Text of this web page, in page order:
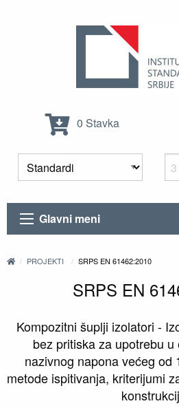
0 Stavka
Glavni meni
PROJEKTI SRPS EN 61462:2010
SRPS EN
Kompozitni šuplji izolatori -
bez pritiska za upotrebu
nazivnog napona većeg od
metode ispitivanja, kriterijumi